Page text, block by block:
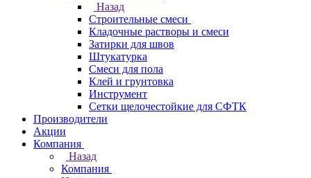
Назад
Строительные смеси
Кладочные растворы и смеси
Затирки для швов
Штукатурка
Смеси для пола
Клей и грунтовка
Инструмент
Сетки щелочестойкие для СФТК
Производители
Акции
Компания
Назад
Компания